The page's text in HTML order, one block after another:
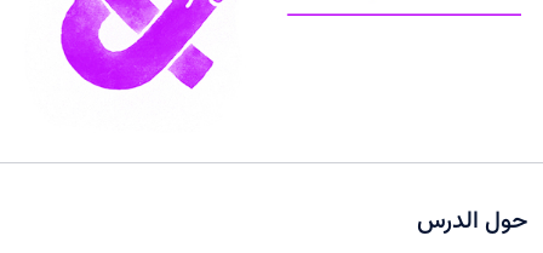
0/13
نضوج الطفل الغالي للروح 0/8
القضاء والقدر والاختيار
حول الدرس